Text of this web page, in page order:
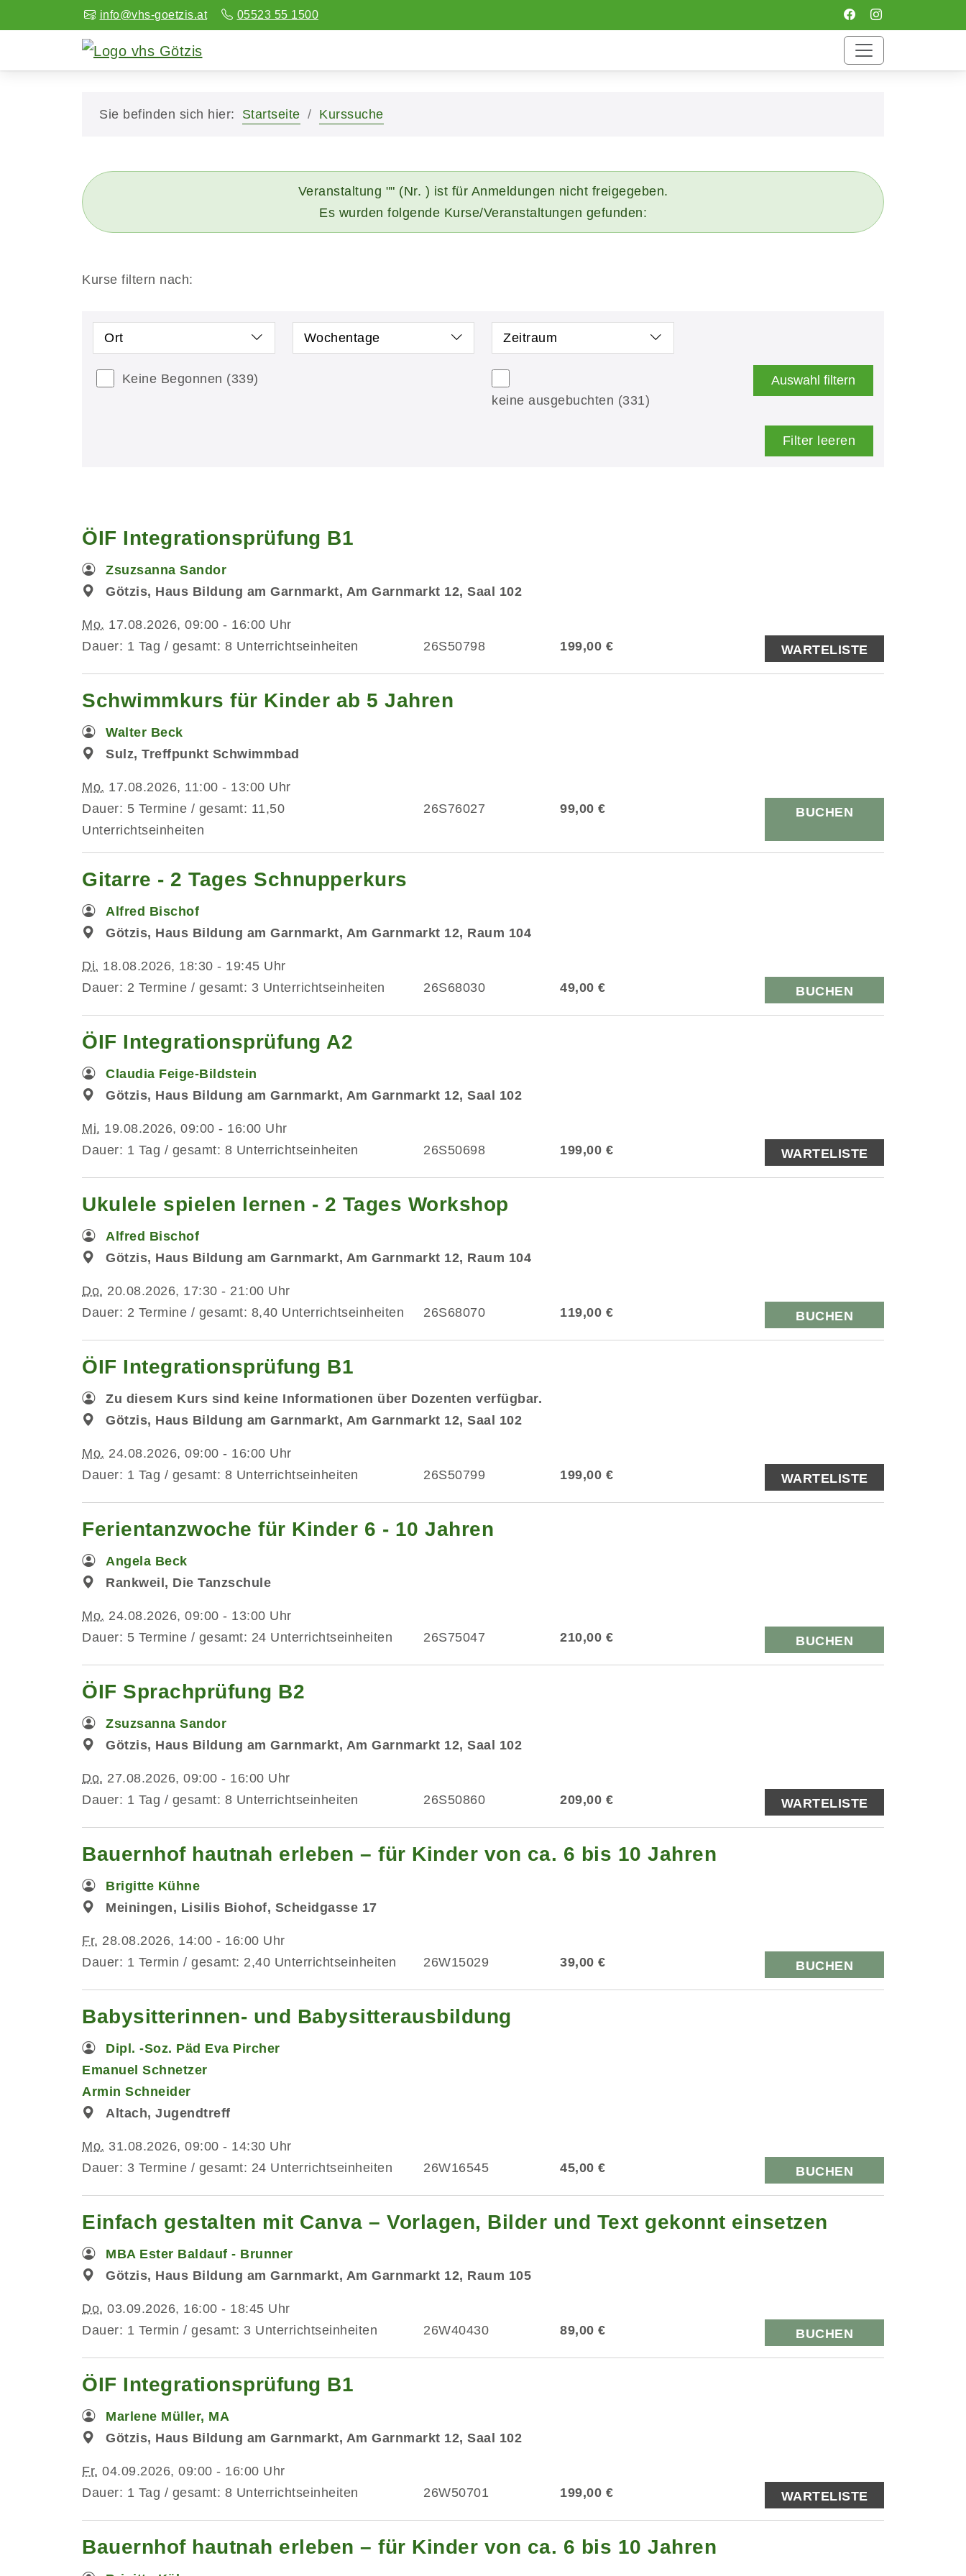
info@vhs-goetzis.at 05523 55 1500
Sie befinden sich hier: Startseite Kurssuche
Veranstaltung "" (Nr. ) ist für Anmeldungen nicht freigegeben.
Es wurden folgende Kurse/Veranstaltungen gefunden:
Kurse filtern nach:
Ort Wochentage Zeitraum
Keine Begonnen (339)
keine ausgebuchten (331)
Auswahl filtern
Filter leeren
ÖIF Integrationsprüfung B1
Zsuzsanna Sandor
Götzis, Haus Bildung am Garnmarkt, Am Garnmarkt 12, Saal 102
Mo. 17.08.2026, 09:00 - 16:00 Uhr
Dauer: 1 Tag / gesamt: 8 Unterrichtseinheiten
26S50798 199,00 € WARTELISTE
Schwimmkurs für Kinder ab 5 Jahren
Walter Beck
Sulz, Treffpunkt Schwimmbad
Mo. 17.08.2026, 11:00 - 13:00 Uhr
Dauer: 5 Termine / gesamt: 11,50
Unterrichtseinheiten
26S76027 99,00 € BUCHEN
Gitarre - 2 Tages Schnupperkurs
Alfred Bischof
Götzis, Haus Bildung am Garnmarkt, Am Garnmarkt 12, Raum 104
Di. 18.08.2026, 18:30 - 19:45 Uhr
Dauer: 2 Termine / gesamt: 3 Unterrichtseinheiten
26S68030 49,00 € BUCHEN
ÖIF Integrationsprüfung A2
Claudia Feige-Bildstein
Götzis, Haus Bildung am Garnmarkt, Am Garnmarkt 12, Saal 102
Mi. 19.08.2026, 09:00 - 16:00 Uhr
Dauer: 1 Tag / gesamt: 8 Unterrichtseinheiten
26S50698 199,00 € WARTELISTE
Ukulele spielen lernen - 2 Tages Workshop
Alfred Bischof
Götzis, Haus Bildung am Garnmarkt, Am Garnmarkt 12, Raum 104
Do. 20.08.2026, 17:30 - 21:00 Uhr
Dauer: 2 Termine / gesamt: 8,40 Unterrichtseinheiten
26S68070 119,00 € BUCHEN
ÖIF Integrationsprüfung B1
Zu diesem Kurs sind keine Informationen über Dozenten verfügbar.
Götzis, Haus Bildung am Garnmarkt, Am Garnmarkt 12, Saal 102
Mo. 24.08.2026, 09:00 - 16:00 Uhr
Dauer: 1 Tag / gesamt: 8 Unterrichtseinheiten
26S50799 199,00 € WARTELISTE
Ferientanzwoche für Kinder 6 - 10 Jahren
Angela Beck
Rankweil, Die Tanzschule
Mo. 24.08.2026, 09:00 - 13:00 Uhr
Dauer: 5 Termine / gesamt: 24 Unterrichtseinheiten
26S75047 210,00 € BUCHEN
ÖIF Sprachprüfung B2
Zsuzsanna Sandor
Götzis, Haus Bildung am Garnmarkt, Am Garnmarkt 12, Saal 102
Do. 27.08.2026, 09:00 - 16:00 Uhr
Dauer: 1 Tag / gesamt: 8 Unterrichtseinheiten
26S50860 209,00 € WARTELISTE
Bauernhof hautnah erleben – für Kinder von ca. 6 bis 10 Jahren
Brigitte Kühne
Meiningen, Lisilis Biohof, Scheidgasse 17
Fr. 28.08.2026, 14:00 - 16:00 Uhr
Dauer: 1 Termin / gesamt: 2,40 Unterrichtseinheiten
26W15029 39,00 € BUCHEN
Babysitterinnen- und Babysitterausbildung
Dipl. -Soz. Päd Eva Pircher
Emanuel Schnetzer
Armin Schneider
Altach, Jugendtreff
Mo. 31.08.2026, 09:00 - 14:30 Uhr
Dauer: 3 Termine / gesamt: 24 Unterrichtseinheiten
26W16545 45,00 € BUCHEN
Einfach gestalten mit Canva – Vorlagen, Bilder und Text gekonnt einsetzen
MBA Ester Baldauf - Brunner
Götzis, Haus Bildung am Garnmarkt, Am Garnmarkt 12, Raum 105
Do. 03.09.2026, 16:00 - 18:45 Uhr
Dauer: 1 Termin / gesamt: 3 Unterrichtseinheiten
26W40430 89,00 € BUCHEN
ÖIF Integrationsprüfung B1
Marlene Müller, MA
Götzis, Haus Bildung am Garnmarkt, Am Garnmarkt 12, Saal 102
Fr. 04.09.2026, 09:00 - 16:00 Uhr
Dauer: 1 Tag / gesamt: 8 Unterrichtseinheiten
26W50701 199,00 € WARTELISTE
Bauernhof hautnah erleben – für Kinder von ca. 6 bis 10 Jahren